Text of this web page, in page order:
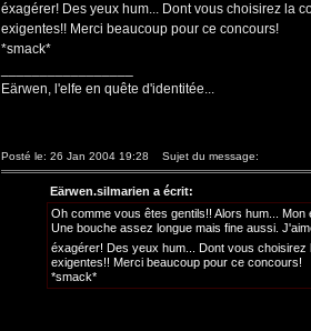
éxagérer! Des yeux hum... Dont vous choisirez la
exigentes!! Merci beaucoup pour ce concours!
*smack*
Eärwen, l'elfe en quête d'identitée...
Posté le: 26 Jan 2004 19:28 Sujet du message:
Eärwen.silmarien a écrit:
Oh comme vous êtes gentils!! Alors hum...
Une bouche assez longue mais fine aussi.
éxagérer! Des yeux hum... Dont vous
exigentes!! Merci beaucoup pour ce concours!
*smack*